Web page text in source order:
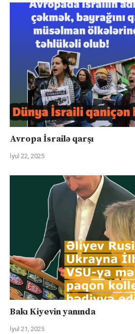
Avropa İsrailə qarşı
İyul 22, 2025
Bakı Kiyevin yanında
İyul 21, 2025